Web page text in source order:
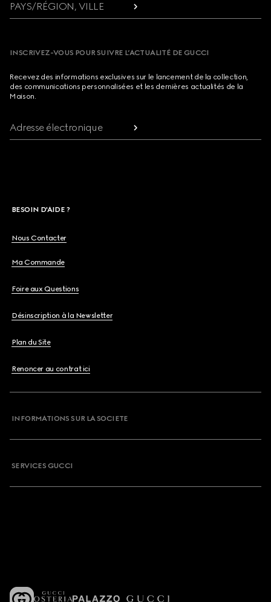
PAYS/RÉGION, VILLE
INSCRIVEZ-VOUS POUR SUIVRE L’ACTUALITÉ DE GUCCI
Recevez des informations exclusives sur le lancement de la collection,
des communications personnalisées et les dernières actualités de la
Maison.
Adresse électronique
BESOIN D'AIDE ?
Nous Contacter
Ma Commande
Foire aux Questions
Désinscription à la Newsletter
Plan du Site
Renoncer au contrat ici
INFORMATIONS SUR LA SOCIETE
SERVICES GUCCI